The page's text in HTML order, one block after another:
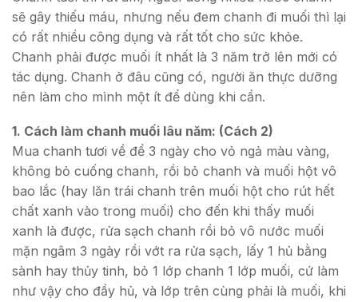
sẽ gây thiếu máu, nhưng nếu đem chanh đi muối thì lại
có rất nhiều công dụng và rất tốt cho sức khỏe.
Chanh phải được muối ít nhất là 3 năm trở lên mới có
tác dụng. Chanh ở đâu cũng có, người ăn thực dưỡng
nên làm cho mình một ít để dùng khi cần.
1. Cách làm chanh muối lâu năm: (Cách 2)
Mua chanh tươi về để 3 ngày cho vỏ ngả màu vàng,
không bỏ cuống chanh, rồi bỏ chanh và muối hột vô
bao lắc (hay lăn trái chanh trên muối hột cho rút hết
chất xanh vào trong muối) cho đến khi thấy muối
xanh là được, rửa sạch chanh rồi bỏ vô nước muối
mặn ngâm 3 ngày rồi vớt ra rửa sạch, lấy 1 hủ bằng
sành hay thủy tinh, bỏ 1 lớp chanh 1 lớp muối, cứ làm
như vậy cho đầy hủ, và lớp trên cùng phải là muối, khi